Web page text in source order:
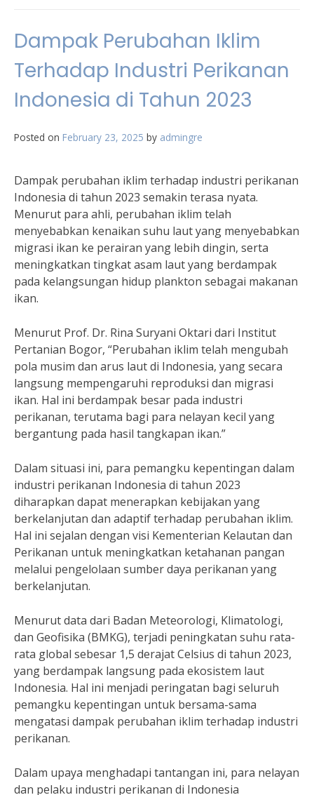
Dampak Perubahan Iklim
Terhadap Industri Perikanan
Indonesia di Tahun 2023
Posted on February 23, 2025 by admingre
Dampak perubahan iklim terhadap industri perikanan
Indonesia di tahun 2023 semakin terasa nyata.
Menurut para ahli, perubahan iklim telah
menyebabkan kenaikan suhu laut yang menyebabkan
migrasi ikan ke perairan yang lebih dingin, serta
meningkatkan tingkat asam laut yang berdampak
pada kelangsungan hidup plankton sebagai makanan
ikan.
Menurut Prof. Dr. Rina Suryani Oktari dari Institut
Pertanian Bogor, “Perubahan iklim telah mengubah
pola musim dan arus laut di Indonesia, yang secara
langsung mempengaruhi reproduksi dan migrasi
ikan. Hal ini berdampak besar pada industri
perikanan, terutama bagi para nelayan kecil yang
bergantung pada hasil tangkapan ikan.”
Dalam situasi ini, para pemangku kepentingan dalam
industri perikanan Indonesia di tahun 2023
diharapkan dapat menerapkan kebijakan yang
berkelanjutan dan adaptif terhadap perubahan iklim.
Hal ini sejalan dengan visi Kementerian Kelautan dan
Perikanan untuk meningkatkan ketahanan pangan
melalui pengelolaan sumber daya perikanan yang
berkelanjutan.
Menurut data dari Badan Meteorologi, Klimatologi,
dan Geofisika (BMKG), terjadi peningkatan suhu rata-
rata global sebesar 1,5 derajat Celsius di tahun 2023,
yang berdampak langsung pada ekosistem laut
Indonesia. Hal ini menjadi peringatan bagi seluruh
pemangku kepentingan untuk bersama-sama
mengatasi dampak perubahan iklim terhadap industri
perikanan.
Dalam upaya menghadapi tantangan ini, para nelayan
dan pelaku industri perikanan di Indonesia